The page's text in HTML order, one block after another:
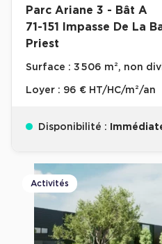
Parc Ariane 3 - Bât A
71-151 Impasse De La
Priest
Surface : 3 506 m², non
Loyer : 96 € HT/HC/m²/an
Disponibilité :
Activités